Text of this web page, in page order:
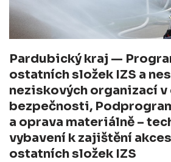
Pardubický kraj —
ostatních složek IZS a
neziskových organizací
bezpečnosti,
a oprava materiálně –
vybavení k zajištění
ostatních složek IZS